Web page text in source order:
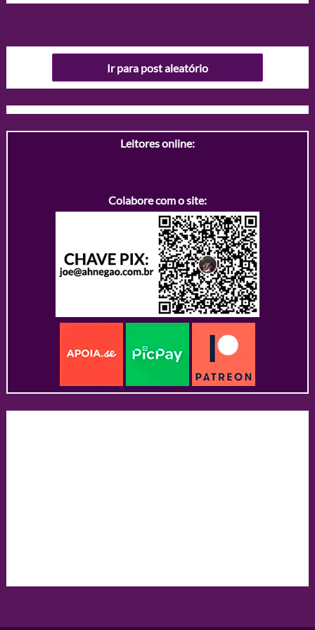
Ir para post aleatório
Leitores online:
Colabore com o site: